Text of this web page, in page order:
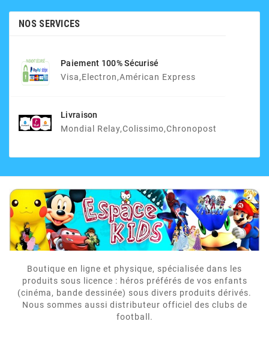
NOS SERVICES
Paiement 100% Sécurisé
Visa,electron,Américan Express
Livraison
Mondial Relay,Colissimo,Chronopost
Boutique en ligne et physique, spécialisée dans les
produits sous licence : héros préférés de vos enfants
(cinéma, bande dessinée) sous divers produits dérivés.
Nous sommes aussi distributeur officiel des clubs de
football.